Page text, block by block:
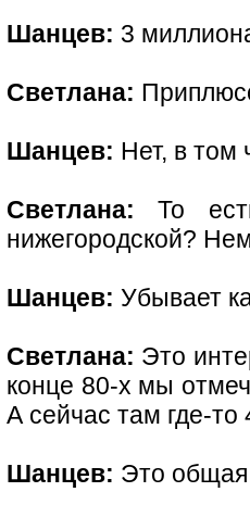
Шанцев: 3
Светлана:
Шанцев: Нет, в том
Светлана: То
нижегородской?
Шанцев: Убывает
Светлана: Это
конце 80-х мы
А сейчас там где-
Шанцев: Это